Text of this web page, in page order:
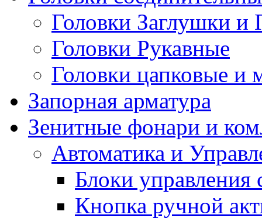
Головки Заглушки и
Головки Рукавные
Головки цапковые и
Запорная арматура
Зенитные фонари и
Автоматика и
Блоки
Кнопка ручной